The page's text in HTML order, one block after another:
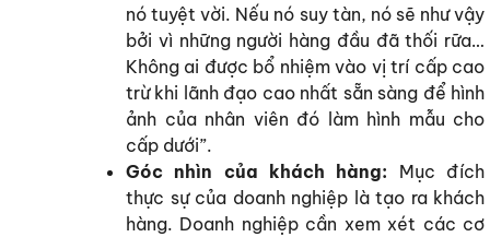
nó tuyệt vời. Nếu nó suy tàn, nó sẽ như vậy
bởi vì những người hàng đầu đã thối rữa…
Không ai được bổ nhiệm vào vị trí cấp cao
trừ khi lãnh đạo cao nhất sẵn sàng để hình
ảnh của nhân viên đó làm hình mẫu cho
cấp dưới”.
Góc nhìn của khách hàng: Mục đích
thực sự của doanh nghiệp là tạo ra khách
hàng. Doanh nghiệp cần xem xét các cơ